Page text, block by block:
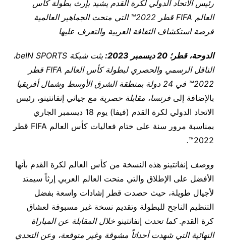
رئيس الاتحاد الدولي لكرة القدم يشيد بإرث بطولة كأس
العالم FIFA
قطر 2022™ التي منحت الجماهير العالمية
فرصة استكشاف الثقافة العربية والتعرف عليها
الدوحة، قطر؛ 20 ديسمبر 2023: بثت شبكة beIN SPORTS،
الناقل الرسمي والحصري لبطولة كأس العالم FIFA قطر
2022™ في 24 دولة بمنطقة الشرق الأوسط وشمال أفريقيا
بالإضافة إلى فرنسا، مقابلة حصرية مع جياني إنفانتينو، رئيس
الاتحاد الدولي لكرة القدم (فيفا) يوم 18 ديسمبر الجاري
بمناسبة مرور سنة على ختام فعاليات كأس العالم FIFA قطر
2022™
.
ووصف إنفانتينو هذه النسخة من كأس العالم لكرة القدم بأنها
الأفضل على الإطلاق والتي منحت العالم العربي إرثاً سيمتد
لأجيال طويلة، حيث حصدت قطر إشادات واسعة بفضل
التنظيم الناجح للبطولة وتقديم نسخة غير مسبوقة لعشاق
كرة القدم.كما تحدث إنفانتينو خلال المقابلة عن المباراة
النهائية التي شهدت أحداثاً مشوقة وغير متوقعة، وعن التحدي